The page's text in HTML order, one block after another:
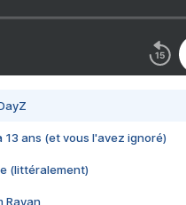
13 ans (et vous l'avez ignoré)
(littéralement)
Rayan